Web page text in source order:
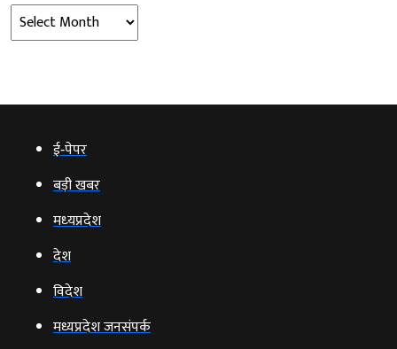
Archives
ई‑पेपर
बड़ी खबर
मध्‍यप्रदेश
देश
विदेश
मध्यप्रदेश जनसंपर्क